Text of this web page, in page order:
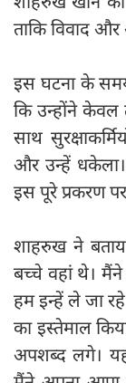
ताकि विवाद
इस घटना के
कि उन्होंने केवल
साथ
और उन्हें
इस पूरे प्रकरण
शाहरुख ने
बच्चे वहां थे।
हम इन्हें ले जा
का इस्तेमाल
अपशब्द लगे। यह